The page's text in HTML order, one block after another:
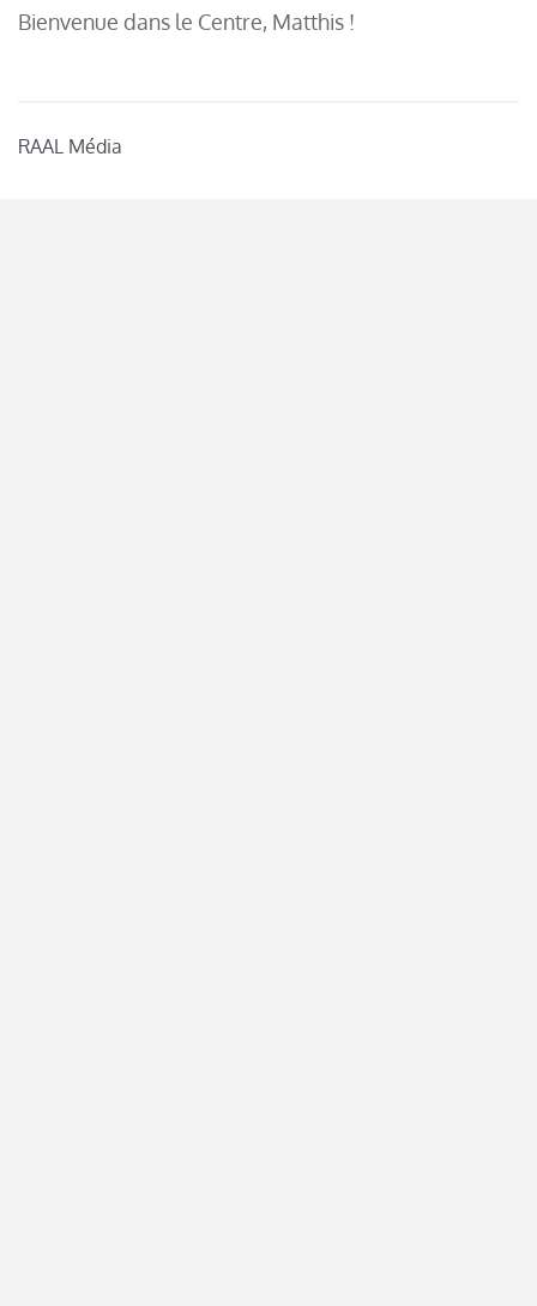
RAAL Média
Bienvenue dans le Centre, Matthis !